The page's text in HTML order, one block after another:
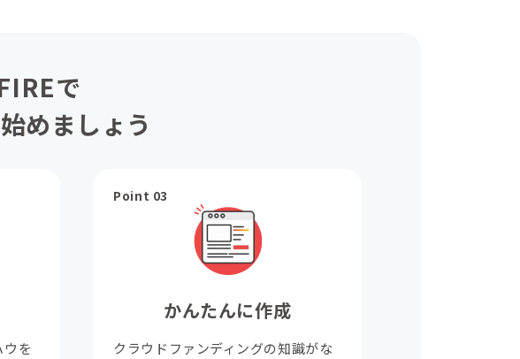
で
めましょう
を
Point 03
かんたんに作成
クラウドファンディングの知識がな